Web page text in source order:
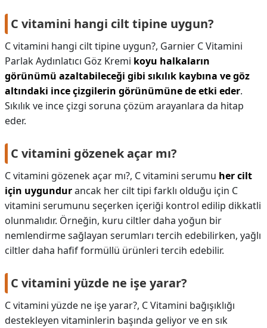
C vitamini hangi cilt tipine uygun?
C vitamini hangi cilt tipine uygun?, Garnier C Vitamini
Parlak Aydınlatıcı Göz Kremi koyu halkaların
görünümü azaltabileceği gibi sıkılık kaybına ve göz
altındaki ince çizgilerin görünümüne de etki eder.
Sıkılık ve ince çizgi soruna çözüm arayanlara da hitap
eder.
C vitamini gözenek açar mı?
C vitamini gözenek açar mı?, C vitamini serumu her cilt
için uygundurancak her cilt tipi farklı olduğu için C
vitamini serumunu seçerken içeriği kontrol edilip dikkatli
olunmalıdır. Örneğin, kuru ciltler daha yoğun bir
nemlendirme sağlayan serumları tercih edebilirken, yağlı
ciltler daha hafif formüllü ürünleri tercih edebilir.
C vitamini yüzde ne işe yarar?
C vitamini yüzde ne işe yarar?, C Vitamini bağışıklığı
destekleyen vitaminlerin başında geliyor ve en sık